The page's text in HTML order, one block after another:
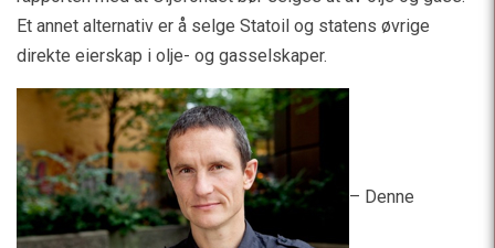
Et annet alternativ er å selge Statoil og statens øvrige
direkte eierskap i olje- og gasselskaper.
– Denne